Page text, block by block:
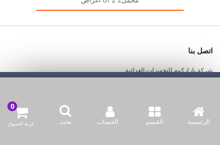
السماح للكوكيز
الرئيسية القسم الحساب بحث عربة التسوق
اتصل بنا
شركة بازاركوم للتجهيزات الغدائية
info@bazaar.com.kw
96594124128+